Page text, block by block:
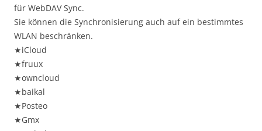
für WebDAV Sync.
Sie können die Synchronisierung auch auf ein bestimmtes
WLAN beschränken.
★iCloud
★fruux
★owncloud
★baikal
★Posteo
★Gmx